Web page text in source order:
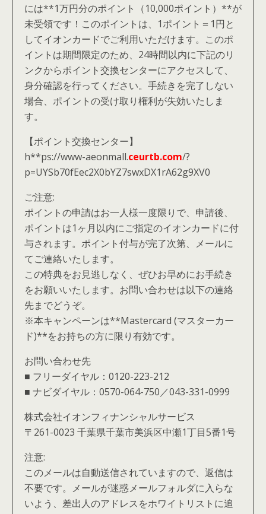
には**1万円分のポイント（10,000ポイント）**が
未受領です！このポイントは、1ポイント＝1円と
してイオンカードでご利用いただけます。このポ
イントは期間限定のため、24時間以内に下記のリ
ンクからポイント交換センターにアクセスして、
身分確認を行ってください。手続きを完了しない
場合、ポイントの受け取り権利が失効いたしま
す。
【ポイント交換センター】
h**ps://www-aeonmall.ceurtb.com/?
p=UYSb70fEec2X0bYZ7swxDX1rA62g9XV0
ご注意:
ポイントの申請はお一人様一度限りで、申請後、
ポイントは1ヶ月以内にご指定のイオンカードに付
与されます。ポイント付与が完了次第、メールに
てご連絡いたします。
この特典をお見逃しなく、ぜひお早めにお手続き
をお願いいたします。お問い合わせは以下の連絡
先までどうぞ。
※本キャンペーンは**Mastercard (マスターカー
ド)**をお持ちの方に限り有効です。
お問い合わせ先
■ フリーダイヤル：0120-223-212
■ ナビダイヤル：0570-064-750／043-331-0999
株式会社イオンフィナンシャルサービス
〒261-0023 千葉県千葉市美浜区中瀬1丁目5番1号
注意:
このメールは自動送信されていますので、返信は
不要です。メールが迷惑メールフォルダに入らな
いよう、差出人のアドレスをホワイトリストに追